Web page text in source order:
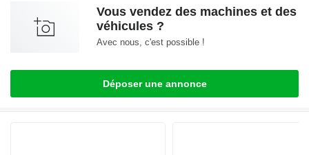
Vous vendez des machines et des
véhicules ?
Avec nous, c'est possible !
Déposer une annonce